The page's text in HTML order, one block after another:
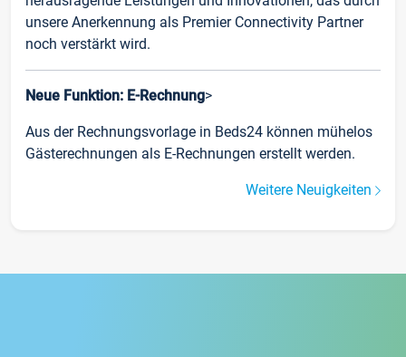
unsere Anerkennung als Premier Connectivity Partner
noch verstärkt wird.
Neue Funktion: E-Rechnung>
Aus der Rechnungsvorlage in Beds24 können mühelos
Gästerechnungen als E-Rechnungen erstellt werden.
Weitere Neuigkeiten